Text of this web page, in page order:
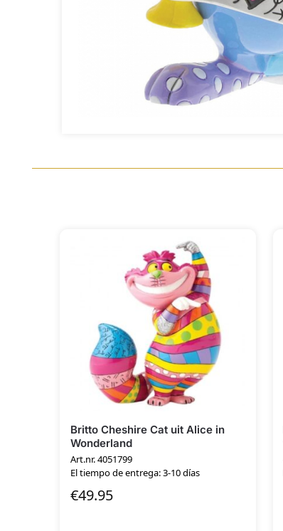
Britto Cheshire Cat uit Alice in
Wonderland
Art.nr. 4051799
El tiempo de entrega: 3-10 días
€49.95